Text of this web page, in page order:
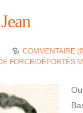
COMMENTAIRE
FORCE/DÉPORTÉS